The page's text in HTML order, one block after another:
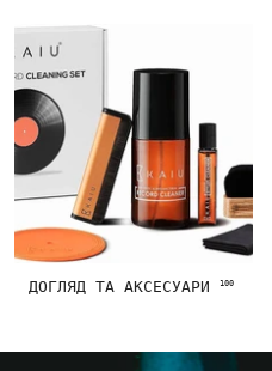
ДОГЛЯД ТА АКСЕСУАРИ 100